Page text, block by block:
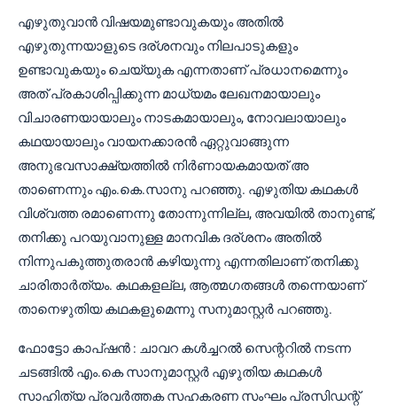
എഴുതുവാൻ വിഷയമുണ്ടാവുകയും അതിൽ
എഴുതുന്നയാളുടെ ദര്ശനവും നിലപാടുകളും
ഉണ്ടാവുകയും ചെയ്യുക എന്നതാണ് പ്രധാനമെന്നും
അത് പ്രകാശിപ്പിക്കുന്ന മാധ്യമം ലേഖനമായാലും
വിചാരണയായാലും നാടകമായാലും, നോവലായാലും
കഥയായാലും വായനക്കാരൻ ഏറ്റുവാങ്ങുന്ന
അനുഭവസാക്ഷ്യത്തിൽ നിർണായകമായത് അ
താണെന്നും എം.കെ.സാനു പറഞ്ഞു. എഴുതിയ കഥകൾ
വിശ്വത്ത രമാണെന്നു തോന്നുന്നില്ല, അവയിൽ താനുണ്ട്,
തനിക്കു പറയുവാനുള്ള മാനവിക ദര്ശനം അതിൽ
നിന്നുപകുത്തുതരാൻ കഴിയുന്നു എന്നതിലാണ് തനിക്കു
ചാരിതാർത്യം. കഥകളല്ല, ആത്മഗതങ്ങൾ തന്നെയാണ്
താനെഴുതിയ കഥകളുമെന്നു സനുമാസ്റ്റർ പറഞ്ഞു.
ഫോട്ടോ കാപ്ഷൻ : ചാവറ കൾച്ചറൽ സെന്ററിൽ നടന്ന
ചടങ്ങിൽ എം.കെ സാനുമാസ്റ്റർ എഴുതിയ കഥകൾ
സാഹിത്യ പ്രവർത്തക സഹകരണ സംഘം പ്രസിഡന്റ്